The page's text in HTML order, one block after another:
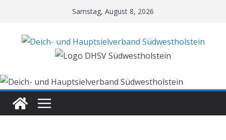
springen
Samstag, August 8, 2026